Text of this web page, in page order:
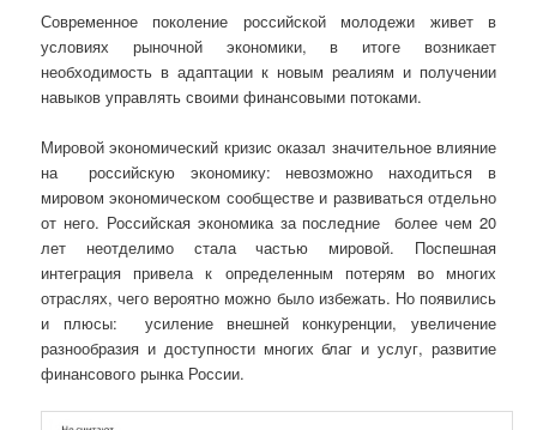
Современное поколение российской молодежи живет в
условиях рыночной экономики, в итоге возникает
необходимость в адаптации к новым реалиям и получении
навыков управлять своими финансовыми потоками.
Мировой экономический кризис оказал значительное влияние
на российскую экономику: невозможно находиться в
мировом экономическом сообществе и развиваться отдельно
от него. Российская экономика за последние более чем 20
лет неотделимо стала частью мировой. Поспешная
интеграция привела к определенным потерям во многих
отраслях, чего вероятно можно было избежать. Но появились
и плюсы: усиление внешней конкуренции, увеличение
разнообразия и доступности многих благ и услуг, развитие
финансового рынка России.